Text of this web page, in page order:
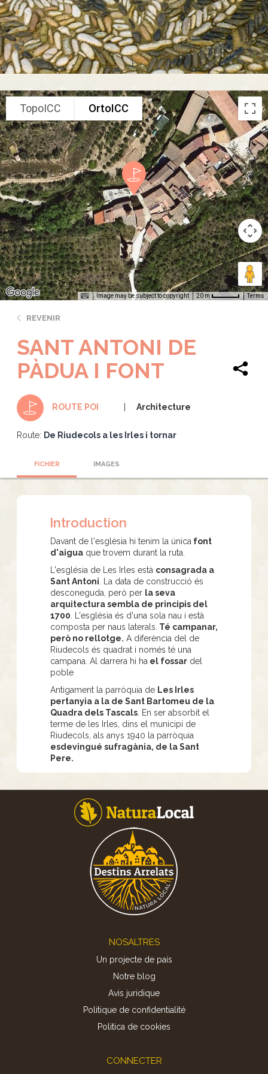
TopoICC OrtoICC
Image may be subject to copyright 20 m Terms
REVENIR
SANT ANTONI DE
PÀDUA I FONT
ROUTE POI Architecture
Route: De Riudecols a les Irles i tornar
FICHIER IMAGES
Introduction
Davant de l'esglèsia hi tenim la única font
d'aigua que trovem durant la ruta.
L'església de Les Irles està consagrada a
Sant Antoni . La data de construcció és
desconeguda, però per la seva
arquitectura sembla de principis del
1700 . L'església és d'una sola nau i està
composta per naus laterals. Té campanar,
però no rellotge. A diferència del de
Riudecols és quadrat i només té una
campana. Al darrera hi ha el fossar del
poble
Antigament la parròquia de Les Irles
pertanyia a la de Sant Bartomeu de la
Quadra dels Tascals . En ser absorbit el
terme de les Irles, dins el municipi de
Riudecols, als anys 1940 la parròquia
esdevingué sufragània, de la Sant
Pere.
NOSALTRES
Un projecte de país
Notre blog
Avis juridique
Politique de confidentialité
Politica de cookies
CONNECTER